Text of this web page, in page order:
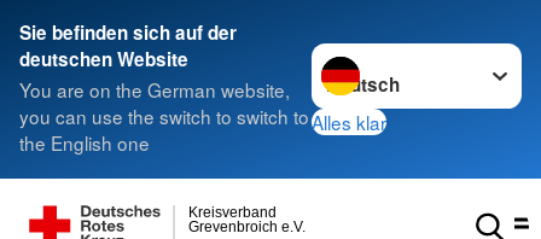
Sie befinden sich auf der
deutschen Website
You are on the German website,
you can use the switch to switch to
the English one
Sprache wechseln zu
Alles klar
Grevenbroich e.V.
Kreisverband